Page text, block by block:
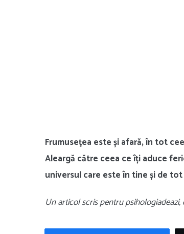
Frumuseţea este și afară, în tot
Aleargă către ceea ce îți aduce
universul care este în tine și de
Un articol scris pentru psihologiadeazi,